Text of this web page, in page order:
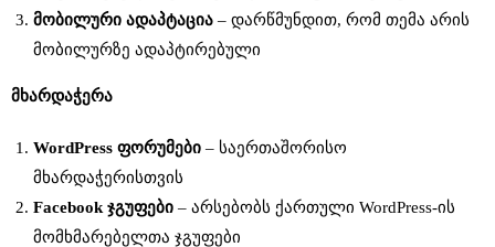
მობილური ადაპტაცია – დარწმუნდით, რომ თემა არის
მობილურზე ადაპტირებული
მხარდაჭერა
WordPress ფორუმები – საერთაშორისო
მხარდაჭერისთვის
Facebook ჯგუფები – არსებობს ქართული WordPress-ის
მომხმარებელთა ჯგუფები